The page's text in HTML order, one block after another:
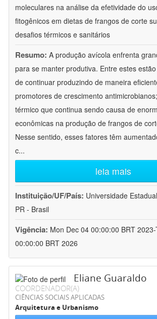
moleculares na análise da efetividade do
fitogênicos em dietas de frangos de corte
desafios térmicos e sanitários
Resumo: A produção avícola enfrenta
para se manter produtiva. Entre estes
de continuar produzindo de maneira
promotores de crescimento
térmico que continua sendo causa de
econômicas na produção de frangos de
Nesse sentido, esses fatores têm
c...
leia mais
Instituição/UF/País: Universidade
PR - Brasil
Vigência: Mon Dec 04 00:00:00 BRT
00:00:00 BRT 2026
Eliane Guaraldo
COORDENADOR(A)
CIÊNCIAS SOCIAIS APLICADAS
Arquitetura e Urbanismo